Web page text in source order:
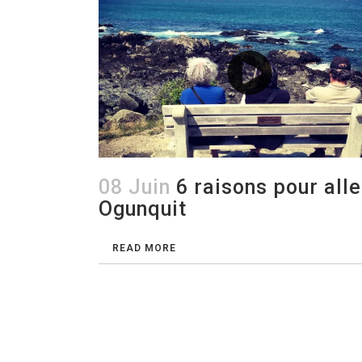
08 Juin 6 raisons pour
Ogunquit
READ MORE